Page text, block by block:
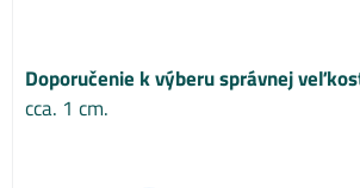
Doporučenie k výberu správnej
cca. 1 cm.